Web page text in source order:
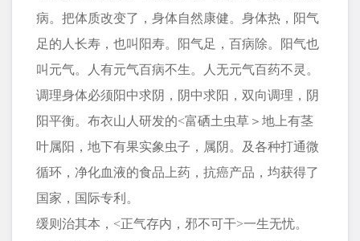
病。把体质改变了，身体自然康健。身体热，阳气
足的人长寿，也叫阳寿。阳气足，百病除。阳气也
叫元气。人有元气百病不生。人无元气百药不灵。
调理身体必须阳中求阴，阴中求阳，双向调理，阴
阳平衡。布衣山人研发的<富硒土虫草＞地上有茎
叶属阳，地下有果实象虫子，属阴。及各种打通微
循环，净化血液的食品上药，抗癌产品，均获得了
国家，国际专利。
缓则治其本，<正气存内，邪不可干>一生无忧。